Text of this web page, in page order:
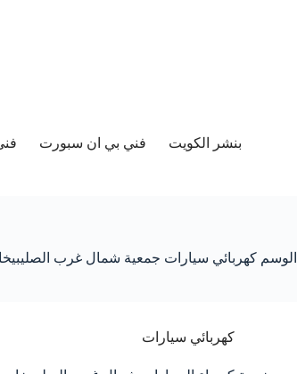
بنشر الكويت فني بي ان سبورت
الوسم كهربائي سيارات جمعية شمال غرب
كهربائي سيارات